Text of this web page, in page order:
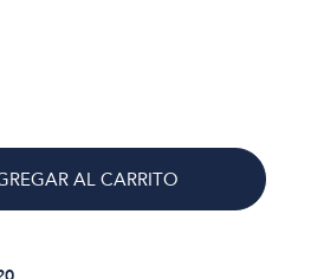
AL CARRITO